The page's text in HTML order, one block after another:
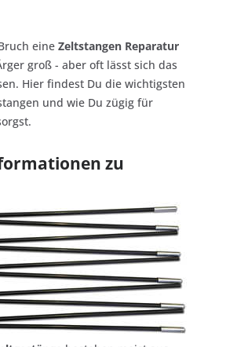
eine Zeltstangen Reparatur
groß - aber oft lässt sich das
Hier findest Du die wichtigsten
und wie Du zügig für
zu